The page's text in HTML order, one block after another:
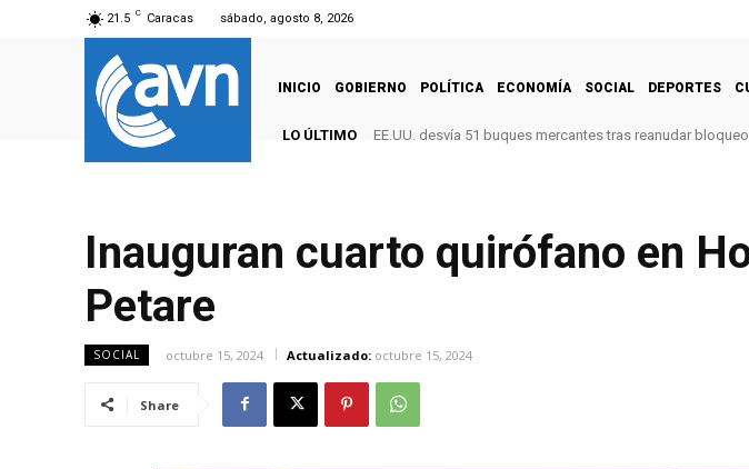
21.5 C Caracas sábado, agosto 8, 2026
INICIO GOBIERNO POLÍTICA ECONOMÍA SOCIAL DEPORTES
LO ÚLTIMO EE.UU. desvía 51 buques mercantes tras reanudar
Inauguran cuarto quirófano en
Petare
SOCIAL octubre 15, 2024 Actualizado: octubre 15, 2024
Share